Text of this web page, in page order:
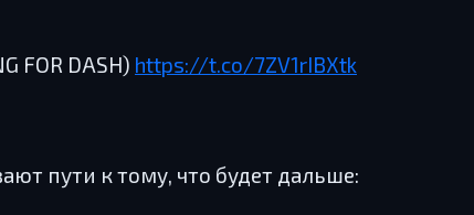
FOR DASH) https://t.co/7ZV1rIBXtk
пути к тому, что будет дальше: